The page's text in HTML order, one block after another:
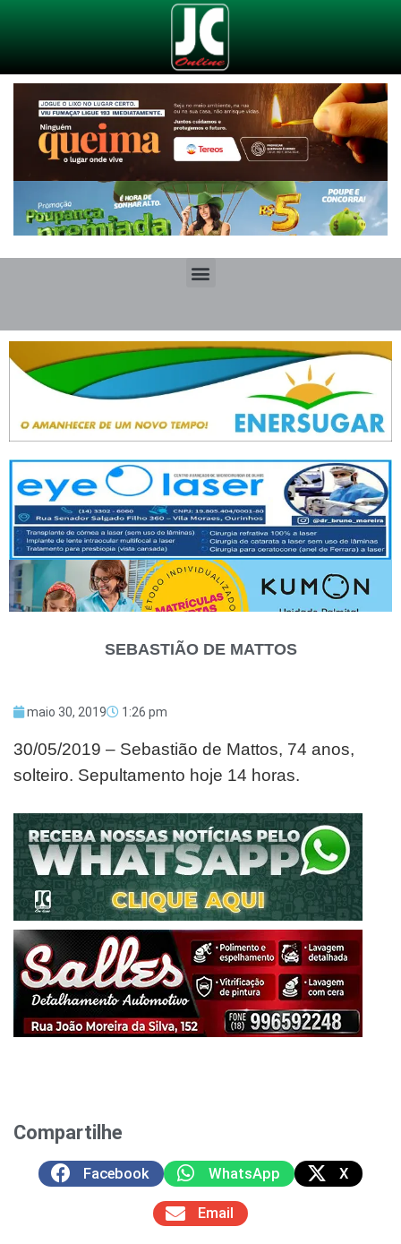
SEBASTIÃO DE MATTOS
maio 30, 2019 1:26 pm
30/05/2019 – Sebastião de Mattos, 74 anos,
solteiro. Sepultamento hoje 14 horas.
Compartilhe
Facebook WhatsApp X
Email